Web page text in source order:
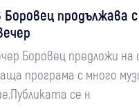
продължава
Боровец предложи
програма с много
се н